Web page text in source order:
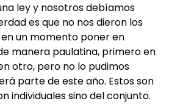
ley y nosotros debíamos
es que no nos dieron los
un momento poner en
manera paulatina, primero en
otro, pero no lo pudimos
parte de este año. Estos son
individuales sino del conjunto.